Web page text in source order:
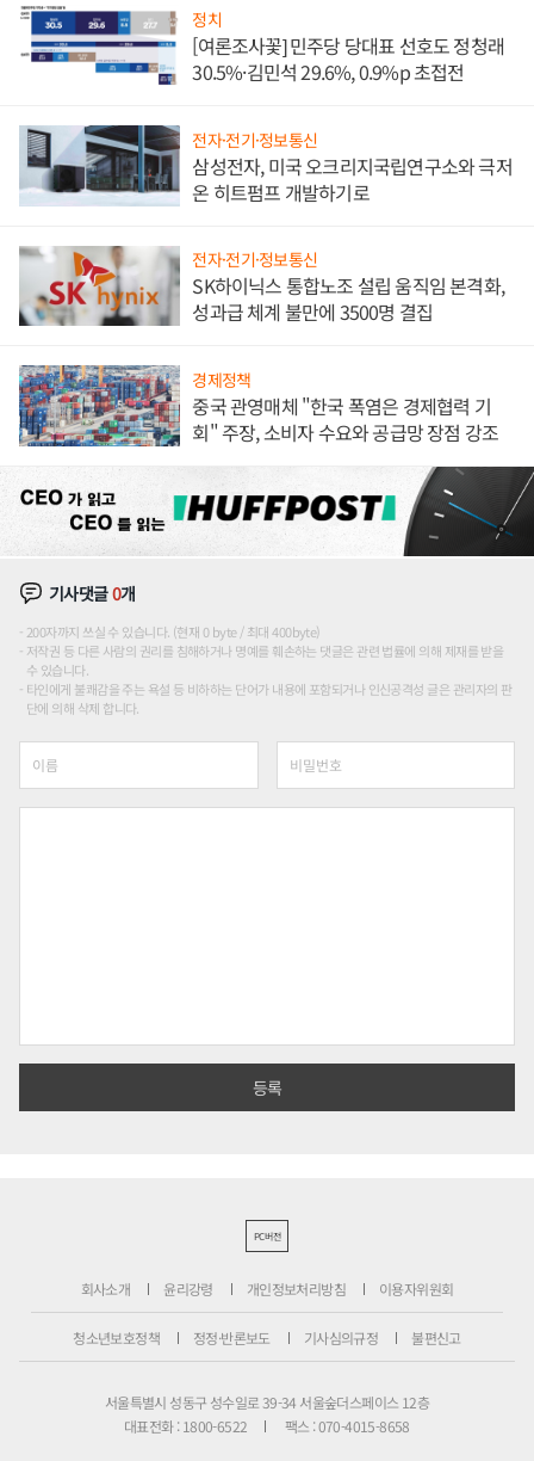
정치
[여론조사꽃] 민주당 당대표 선호도 정청래
30.5%·김민석 29.6%, 0.9%p 초접전
전자·전기·정보통신
삼성전자, 미국 오크리지국립연구소와 극저
온 히트펌프 개발하기로
전자·전기·정보통신
SK하이닉스 통합노조 설립 움직임 본격화,
성과급 체계 불만에 3500명 결집
경제정책
중국 관영매체 "한국 폭염은 경제협력 기
회" 주장, 소비자 수요와 공급망 장점 강조
기사댓글0개
200자까지 쓰실 수 있습니다. (현재 0 byte / 최대 400byte)
저작권 등 다른 사람의 권리를 침해하거나 명예를 훼손하는 댓글은 관련 법률에 의해 제재를 받을
수 있습니다.
타인에게 불쾌감을 주는 욕설 등 비하하는 단어가 내용에 포함되거나 인신공격성 글은 관리자의 판
단에 의해 삭제 합니다.
PC버전
회사소개 윤리강령 개인정보처리방침 이용자위원회
청소년보호정책 정정·반론보도 기사심의규정 불편신고
서울특별시 성동구 성수일로 39-34 서울숲더스페이스 12층
대표전화 : 1800-6522
팩스 : 070-4015-8658